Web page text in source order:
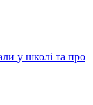
у школі та про